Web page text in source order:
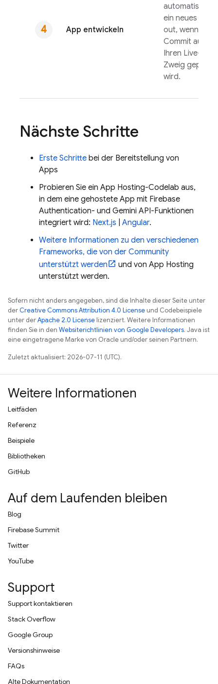
App entwickeln
automatisch
ein neues Roll-
out, wenn ein
Commit auf
Ihren Live-
Zweig gepusht
wird.
Nächste Schritte
Erste Schritte bei der Bereitstellung von
Apps
Probieren Sie ein App Hosting-Codelab aus,
in dem eine gehostete App mit Firebase
Authentication- und Gemini API-Funktionen
integriert wird: Next.js Angular.
Weitere Informationen zu den verschiedenen
Frameworks, die von der Community
unterstützt werden
und von App Hosting
unterstützt werden.
Sofern nicht anders angegeben, sind die Inhalte dieser Seite unter
derCreative Commons Attribution 4.0 License und Codebeispiele
unter derApache 2.0 License lizenziert. Weitere Informationen
finden Sie in den Websiterichtlinien von Google Developers. Java ist
eine eingetragene Marke von Oracle und/oder seinen Partnern.
Zuletzt aktualisiert: 2026-07-11 (UTC).
Weitere Informationen
Leitfäden
Referenz
Beispiele
Bibliotheken
GitHub
Auf dem Laufenden bleiben
Blog
Firebase Summit
Twitter
YouTube
Support
Support kontaktieren
Stack Overflow
Google Group
Versionshinweise
FAQs
Alte Dokumentation